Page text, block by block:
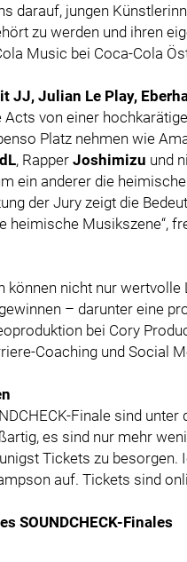
darauf, jungen
zu werden und ihren
Music bei Coca-Cola
JJ, Julian Le Play,
von einer
Platz nehmen wie
, Rapper Joshimizu und
ein anderer die
der Jury zeigt die
heimische Musikszene“,
können nicht nur
– darunter eine
bei Cory
Coaching und Social
Finale sind
es sind nur mehr
Tickets zu
auf. Tickets sind
SOUNDCHECK-Finales